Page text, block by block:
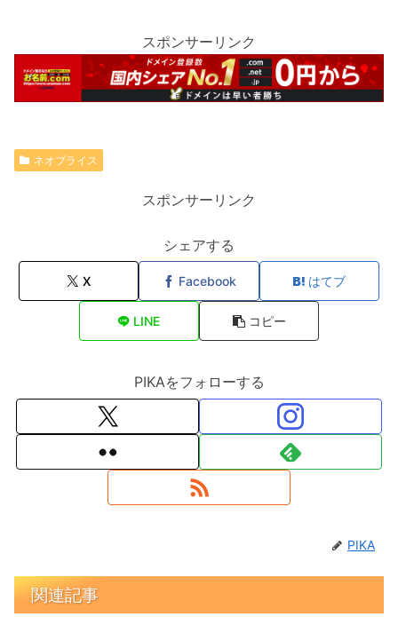
スポンサーリンク
ネオブライス
スポンサーリンク
シェアする
X Facebook はてブ
LINE コピー
PIKAをフォローする
PIKA
関連記事